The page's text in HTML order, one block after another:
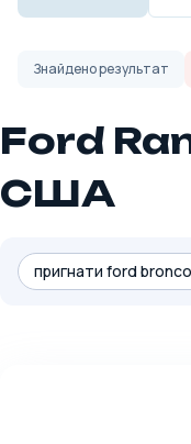
Знайденорезультат
Ford
США
пригнати ford